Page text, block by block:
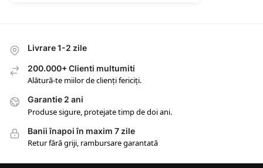
Livrare 1-2 zile
200.000+ Clienti multumiti
Alătură-te miilor de clienți fericiți.
Garantie 2 ani
Produse sigure, protejate timp de doi ani.
Banii înapoi în maxim 7 zile
Retur fără griji, rambursare garantată